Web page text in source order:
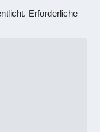
Erforderliche